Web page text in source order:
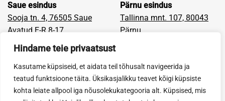
Hindame teie privaatsust
Kasutame küpsiseid, et aidata teil tõhusalt navigeerida ja
teatud funktsioone täita. Üksikasjalikku teavet kõigi küpsiste
kohta leiate allpool iga nõusolekukategooria alt. Küpsised, mis
Saue esindus
Sooja tn. 4, 76505 Saue
Avatud E-R 8-17
Tel: 670 9400
saue@erimell.ee
Pärnu esindus
Tallinna mnt. 107, 80043
Pärnu
Fax: 442 9681
parnu@erimell.ee